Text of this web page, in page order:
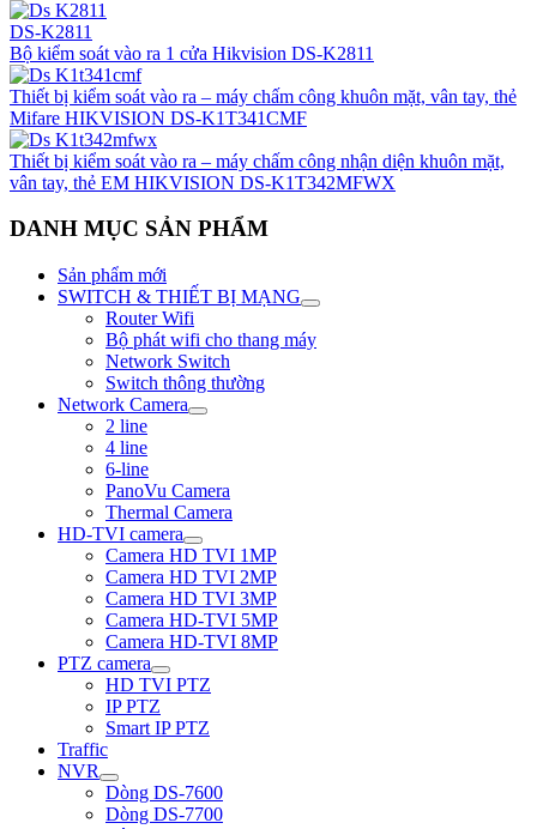
DS-K2811
Bộ kiểm soát vào ra 1 cửa Hikvision DS-K2811
Thiết bị kiểm soát vào ra – máy chấm công khuôn mặt, vân tay, thẻ
Mifare HIKVISION DS-K1T341CMF
Thiết bị kiểm soát vào ra – máy chấm công nhận diện khuôn mặt,
vân tay, thẻ EM HIKVISION DS-K1T342MFWX
DANH MỤC SẢN PHẨM
Sản phẩm mới
SWITCH & THIẾT BỊ MẠNG
Router Wifi
Bộ phát wifi cho thang máy
Network Switch
Switch thông thường
Network Camera
2 line
4 line
6-line
PanoVu Camera
Thermal Camera
HD-TVI camera
Camera HD TVI 1MP
Camera HD TVI 2MP
Camera HD TVI 3MP
Camera HD-TVI 5MP
Camera HD-TVI 8MP
PTZ camera
HD TVI PTZ
IP PTZ
Smart IP PTZ
Traffic
NVR
Dòng DS-7600
Dòng DS-7700